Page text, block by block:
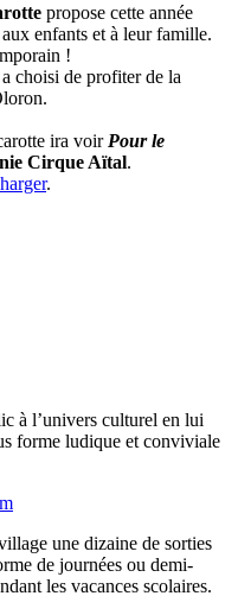
propose cette année
enfants et à leur famille.
!
choisi de profiter de la
ira voir Pour le
Cirque Aïtal.
.
à l’univers culturel en lui
forme ludique et conviviale
une dizaine de sorties
de journées ou demi-
les vacances scolaires.